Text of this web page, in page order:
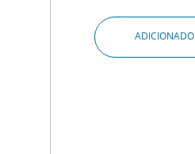
ADICIONADO